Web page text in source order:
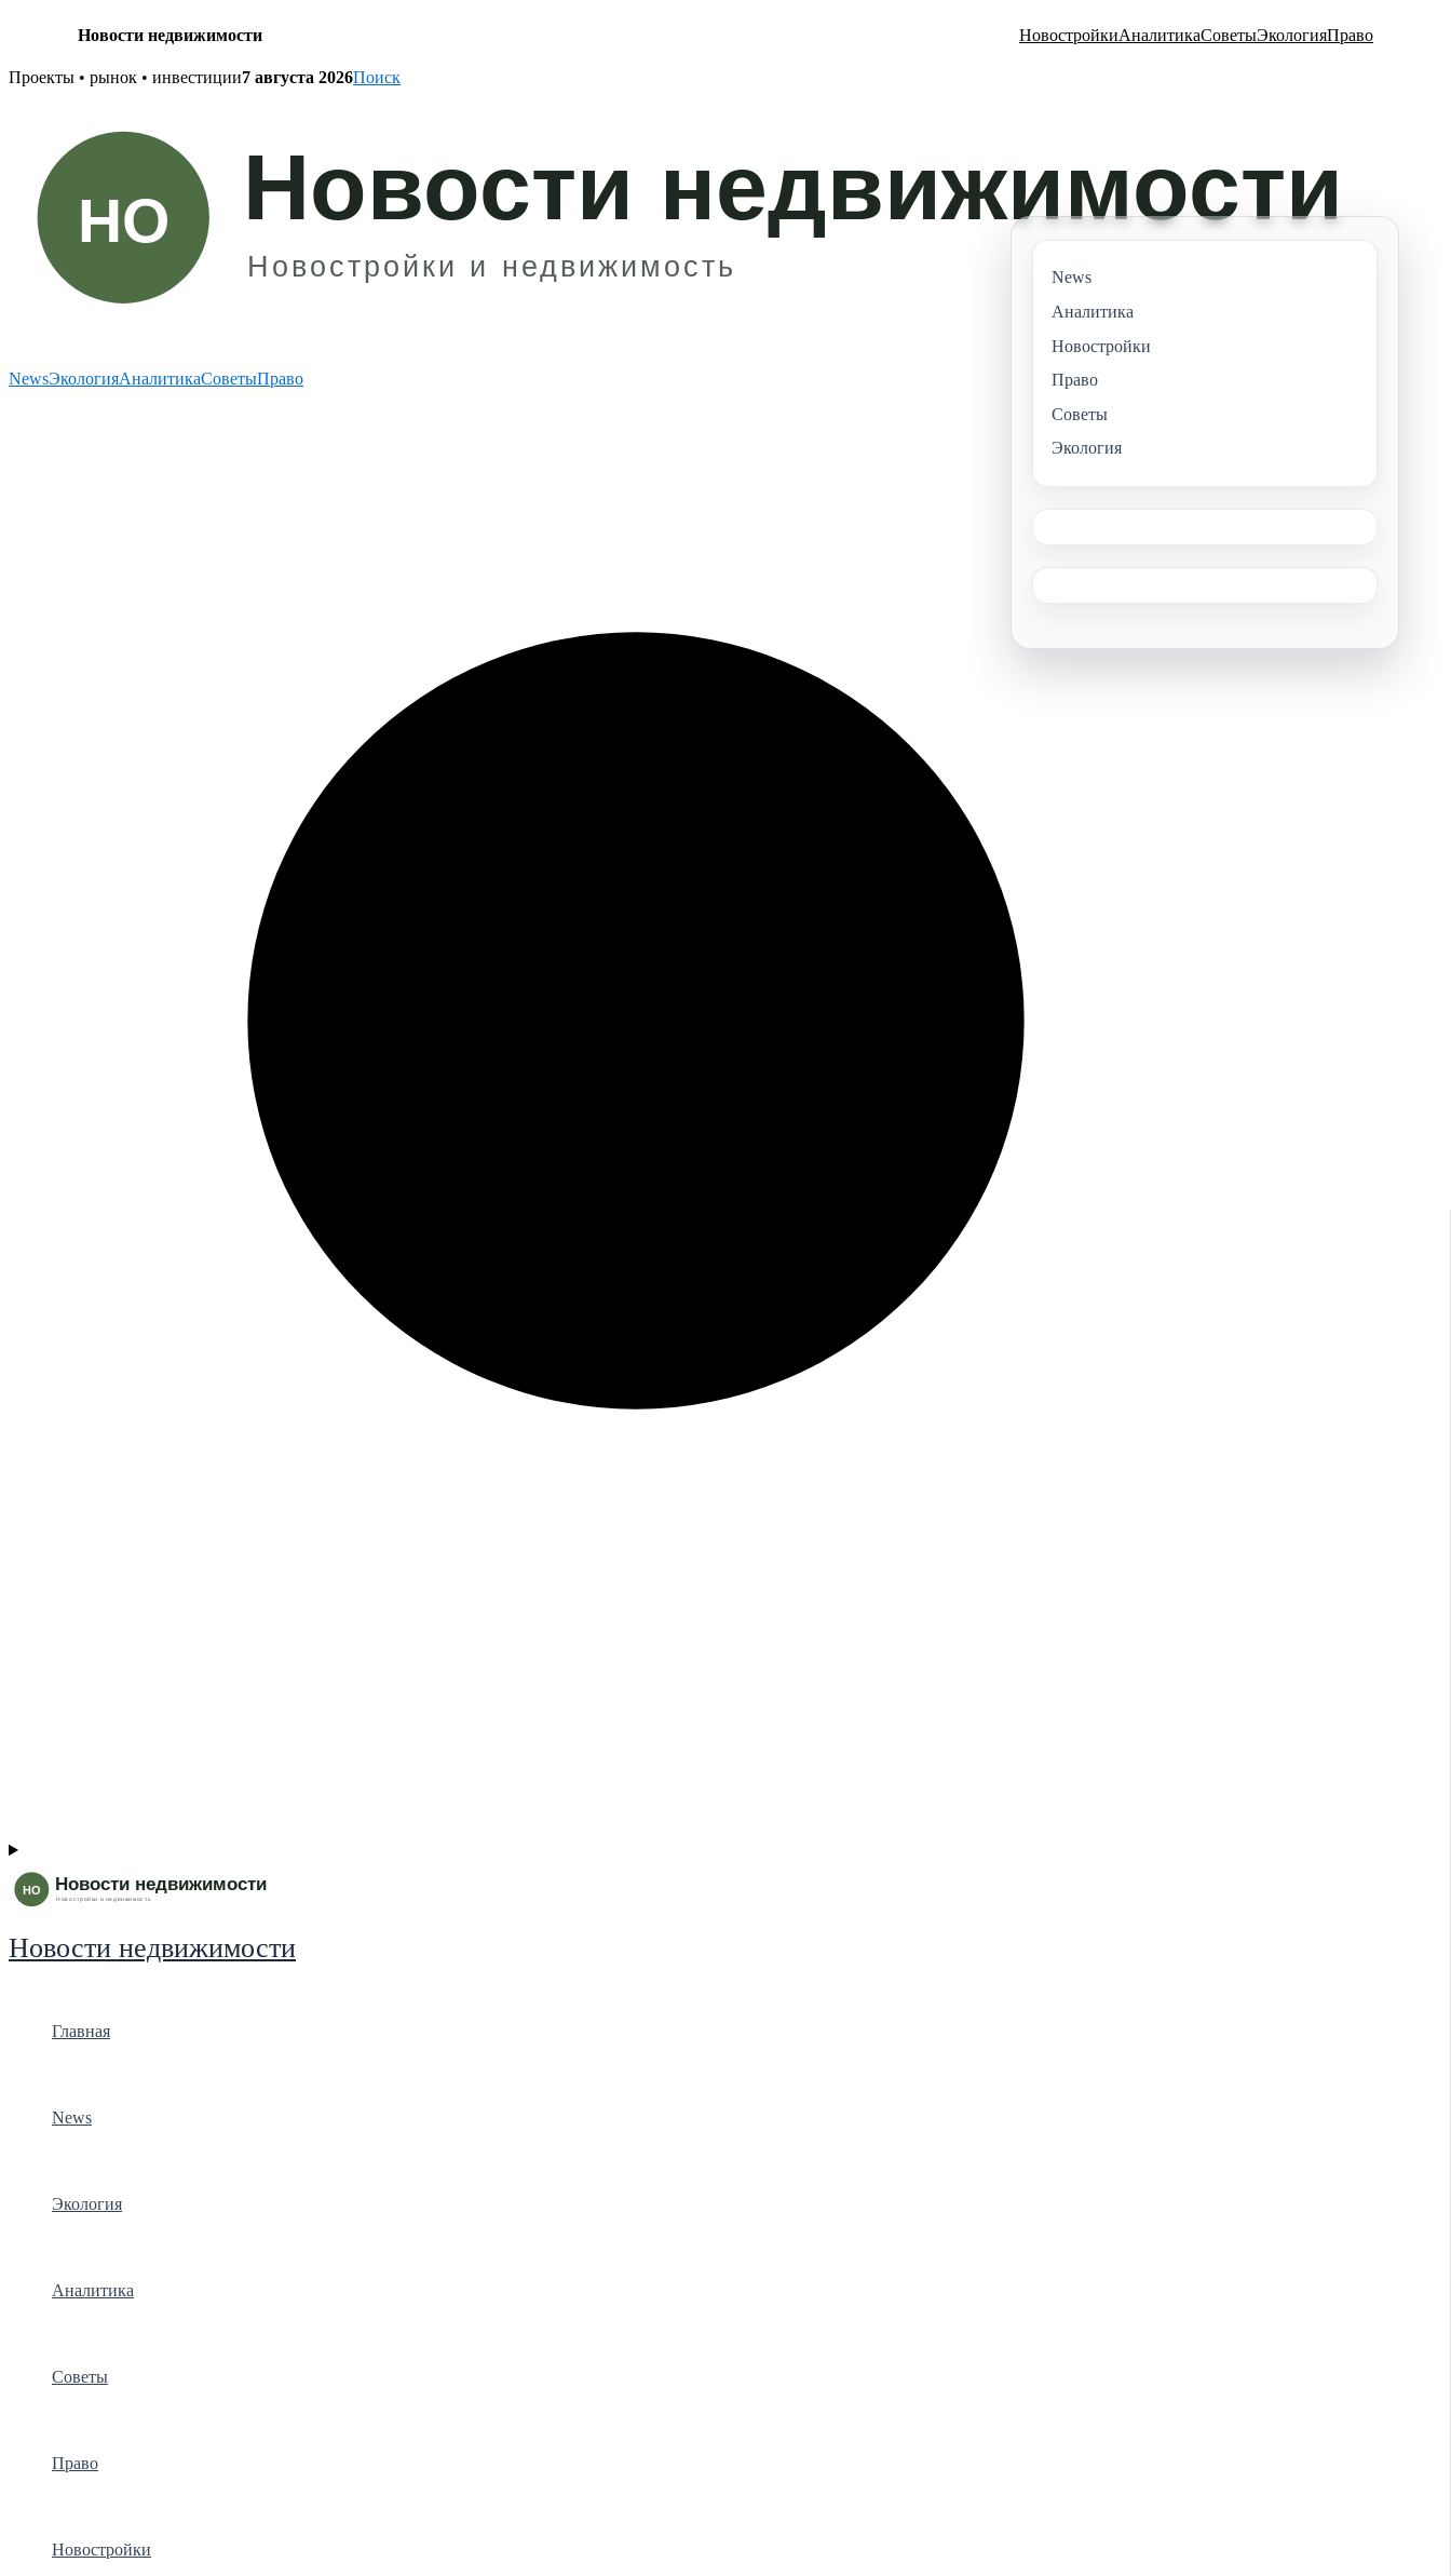
Новости недвижимости НовостройкиАналитикаСоветыЭкологияПраво
Skip
Проекты • рынок • инвестиции7 августа 2026Поиск
NewsЭкологияАналитикаСоветыПраво
Новости недвижимости
Главная
News
Экология
Аналитика
Советы
Право
Новостройки
News
Аналитика
Новостройки
Право
Советы
Экология